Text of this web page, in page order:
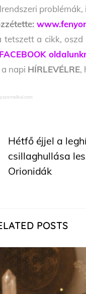
tetszett a cikk, oszd
FACEBOOK
napi HÍRLEVÉLRE,
Hétfő éjjel a
csillaghullása
Orionidák
POSTS